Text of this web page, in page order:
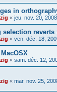
in
« jeu. nov. 20,
selection
« ven. déc. 18,
« sam. déc. 12,
« mar. nov. 25,